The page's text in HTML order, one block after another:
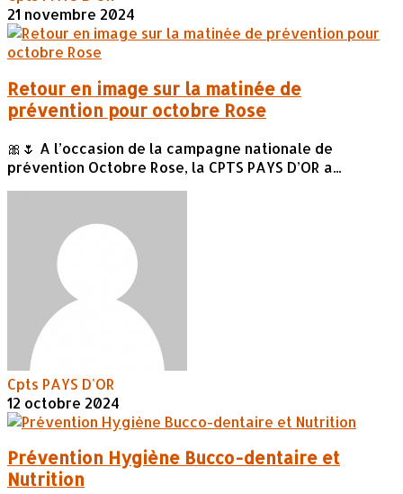
21 novembre 2024
Retour en image sur la matinée de
prévention pour octobre Rose
🎀🌷 A l’occasion de la campagne nationale de
prévention Octobre Rose, la CPTS PAYS D’OR a...
Cpts PAYS D'OR
12 octobre 2024
Prévention Hygiène Bucco-dentaire et
Nutrition